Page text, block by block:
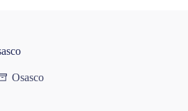
Osasco